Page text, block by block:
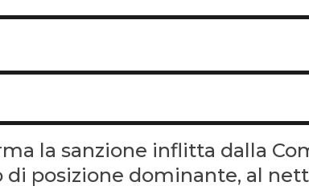
la sanzione inflitta dalla
di posizione dominante, al